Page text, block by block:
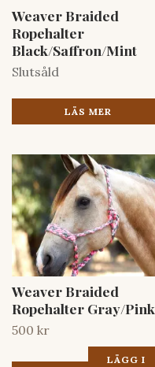
Weaver Braided
Ropehalter
Black/Saffron/Mint
Slutsåld
LÄS MER
Weaver Braided
Ropehalter Gray/Pink
500 kr
LÄGG I